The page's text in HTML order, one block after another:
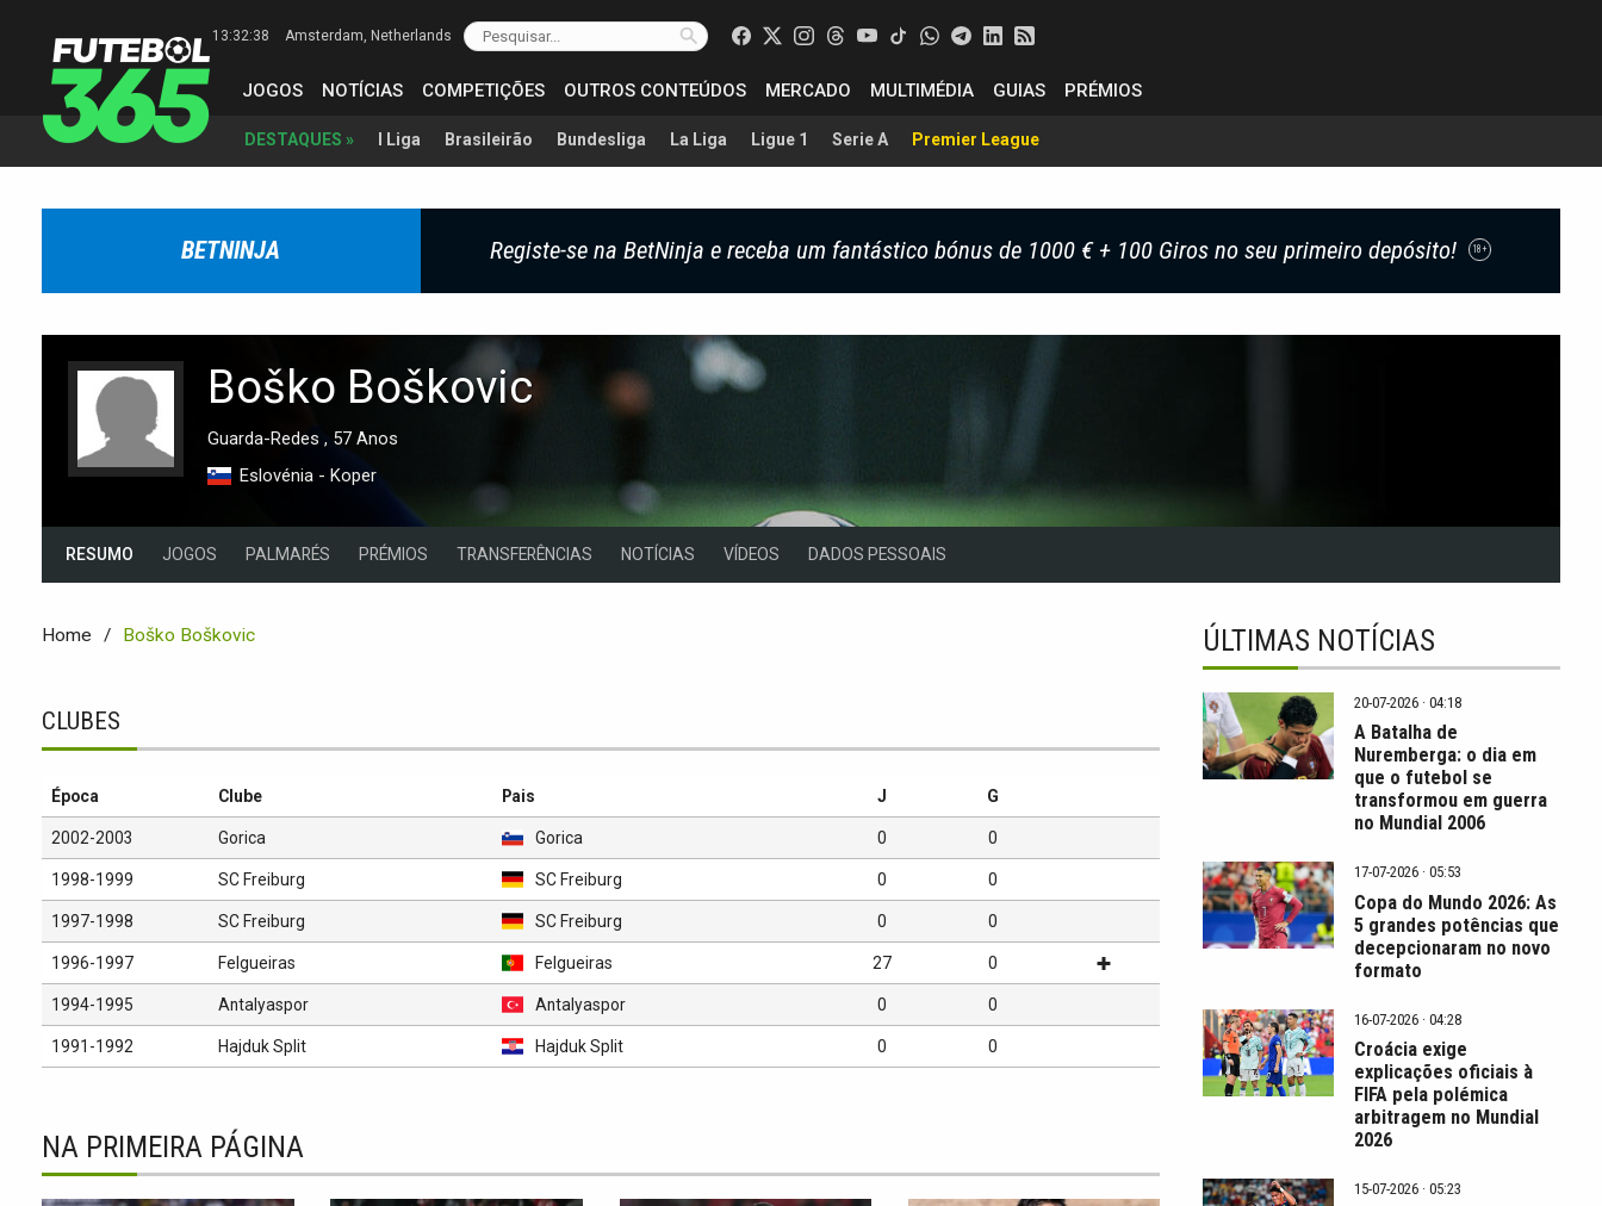
13:32:39 Amsterdam, Netherlands
JOGOS NOTÍCIAS COMPETIÇÕES OUTROS CONTEÚDOS MERCADO MULTIMÉDIA GUIAS PRÉMIOS
DESTAQUES » I Liga Brasileirão Bundesliga La Liga Ligue 1 Serie A Premier League
BETNINJA Registe-se na BetNinja e receba um fantástico bónus de 1000 € + 100 Giros no seu primeiro depósito! 18+
Boško Boškovic
Guarda-Redes , 57 Anos
Eslovénia - Koper
RESUMO JOGOS PALMARÉS PRÉMIOS TRANSFERÊNCIAS NOTÍCIAS VÍDEOS DADOS PESSOAIS
Home Boško Boškovic
CLUBES
Época Clube Pais J G
2002-2003 Gorica Gorica 0 0
1998-1999 SC Freiburg SC Freiburg 0 0
1997-1998 SC Freiburg SC Freiburg 0 0
1996-1997 Felgueiras Felgueiras 27 0
1994-1995 Antalyaspor Antalyaspor 0 0
1991-1992 Hajduk Split Hajduk Split 0 0
NA PRIMEIRA PÁGINA
ÚLTIMAS NOTÍCIAS
20-07-2026 · 04:18
A Batalha de
Nuremberga: o dia em
que o futebol se
transformou em guerra
no Mundial 2006
17-07-2026 · 05:53
Copa do Mundo 2026: As
5 grandes potências que
decepcionaram no novo
formato
16-07-2026 · 04:28
Croácia exige
explicações oficiais à
FIFA pela polémica
arbitragem no Mundial
2026
15-07-2026 · 05:23